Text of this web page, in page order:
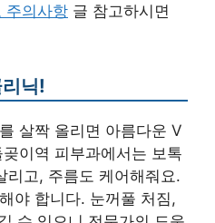
주의사항 글 참고하시면
닉!
살짝 올리면 아름다운 V
이역 피부과에서는 보톡
리고, 주름도 케어해줘요.
야 합니다. 눈꺼풀 처짐,